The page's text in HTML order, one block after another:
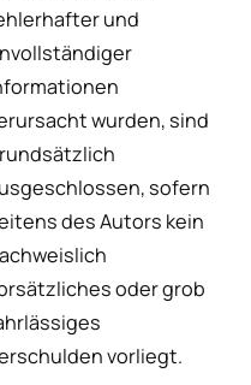
und
wurden, sind
sofern
des Autors kein
oder grob
vorliegt.